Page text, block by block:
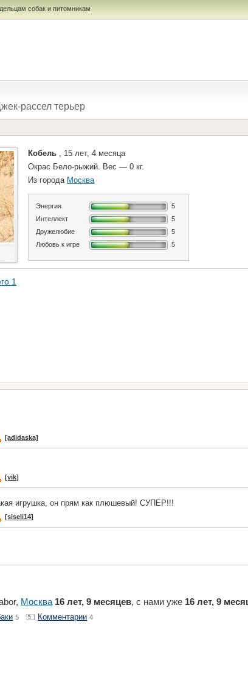
собак и питомникам
рассел терьер
Кобель , 15 лет, 4 месяца
Окрас Бело-рыжий. Вес — 0 кг.
Из города Москва
Энергия
5
Интеллект
5
Дружелюбие
5
Любовь к игре
5
1
[adidaska]
[vik]
игрушка, он прям как плюшевый! СУПЕР!!!
[siseli14]
Москва 16 лет, 9 месяцев, с нами уже 16 лет, 9
5 Комментарии 4